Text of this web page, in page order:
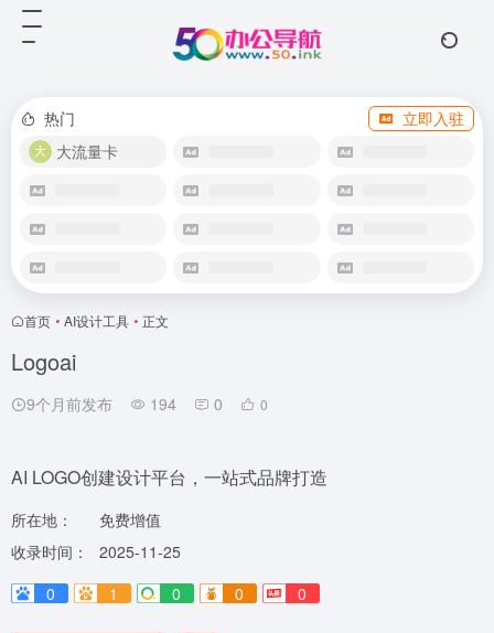
热门
立即入驻
大流量卡
首页 • AI设计工具 • 正文
Logoai
9个月前发布 194 0 0
AI LOGO创建设计平台，一站式品牌打造
所在地：
免费增值
收录时间：
2025-11-25
0
1 0 0 0